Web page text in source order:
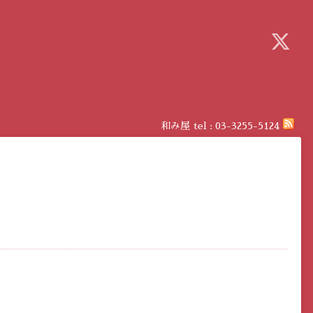
和み屋 tel : 03-3255-5124